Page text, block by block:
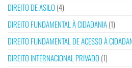
DIREITO DE ASILO (4)
DIREITO FUNDAMENTAL À CIDADANIA(1)
DIREITO FUNDAMENTAL DE ACESSO À
DIREITO INTERNACIONAL PRIVADO (1)